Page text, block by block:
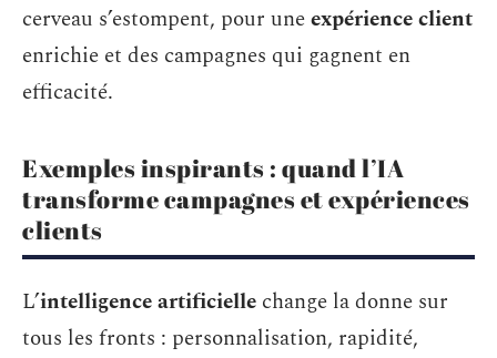
cerveau s’estompent, pour uneexpérience client
enrichie et des campagnes qui gagnent en
efficacité.
Exemples inspirants : quand l’IA
transforme campagnes et expériences
clients
L’intelligence artificielle change la donne sur
tous les fronts : personnalisation, rapidité,